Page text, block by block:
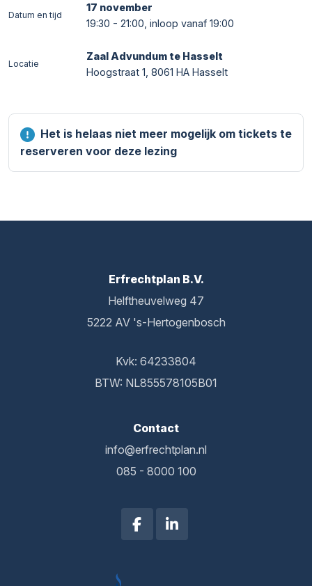
Datum en tijd
17 november
19:30 - 21:00, inloop vanaf 19:00
Locatie
Zaal Advundum te Hasselt
Hoogstraat 1, 8061 HA Hasselt
Het is helaas niet meer mogelijk om tickets te
reserveren voor deze lezing
Erfrechtplan B.V.
Helftheuvelweg 47
5222 AV 's-Hertogenbosch
Kvk: 64233804
BTW: NL855578105B01
Contact
info@erfrechtplan.nl
085 - 8000 100